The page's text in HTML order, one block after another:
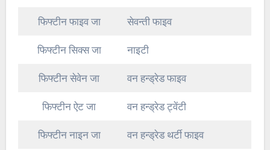
फिफ्टीन फाइव जा सेवन्ती फाइव
फिफ्टीन सिक्स जा नाइटी
फिफ्टीन सेवेन जा वन हन्ड्रेड फाइव
फिफ्टीन ऐट जा वन हन्ड्रेड ट्वेंटी
फिफ्टीन नाइन जा वन हन्ड्रेड थर्टी फाइव